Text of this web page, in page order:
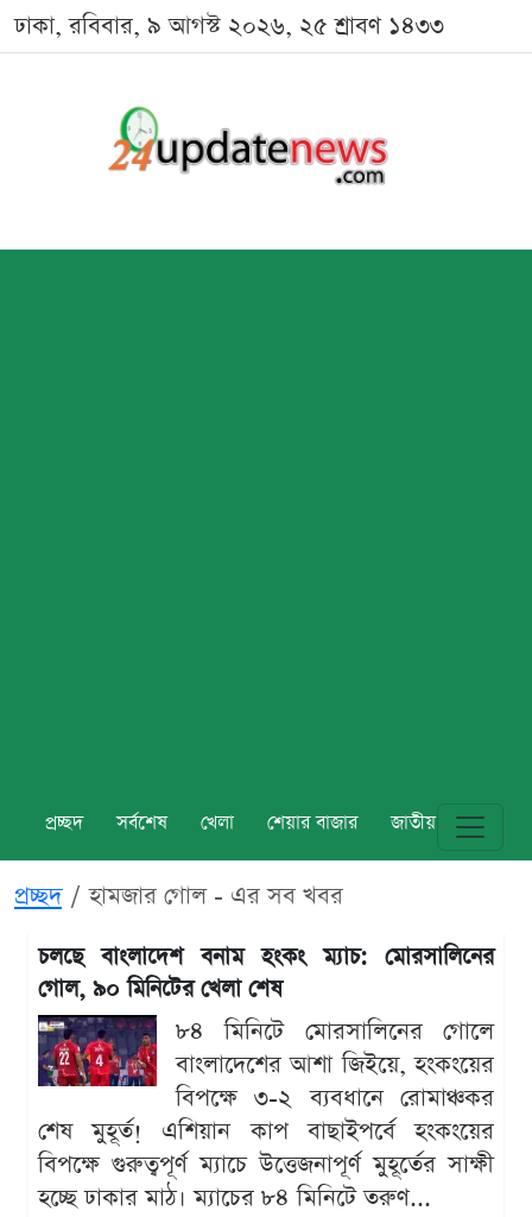
ঢাকা, রবিবার, ৯ আগস্ট ২০২৬, ২৫ শ্রাবণ ১৪৩৩
প্রচ্ছদ সর্বশেষ খেলা শেয়ার বাজার জাতীয় বিশ্ব
প্রচ্ছদ হামজার গোল - এর সব খবর
চলছে বাংলাদেশ বনাম হংকং ম্যাচ: মোরসালিনের
গোল, ৯০ মিনিটের খেলা শেষ
৮৪ মিনিটে মোরসালিনের গোলে
বাংলাদেশের আশা জিইয়ে, হংকংয়ের
বিপক্ষে ৩-২ ব্যবধানে রোমাঞ্চকর
শেষ মুহূর্ত! এশিয়ান কাপ বাছাইপর্বে হংকংয়ের
বিপক্ষে গুরুত্বপূর্ণ ম্যাচে উত্তেজনাপূর্ণ মুহূর্তের সাক্ষী
হচ্ছে ঢাকার মাঠ। ম্যাচের ৮৪ মিনিটে তরুণ...